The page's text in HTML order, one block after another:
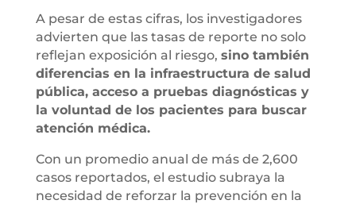
A pesar de estas cifras, los investigadores
advierten que las tasas de reporte no solo
reflejan exposición al riesgo, sino también
diferencias en la infraestructura de salud
pública, acceso a pruebas diagnósticas y
la voluntad de los pacientes para buscar
atención médica.
Con un promedio anual de más de 2,600
casos reportados, el estudio subraya la
necesidad de reforzar la prevención en la